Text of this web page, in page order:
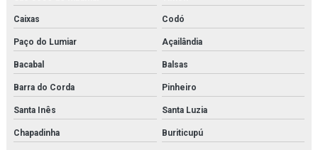
Vlt danfoss
Caixas Codó
Paço do Lumiar Açailândia
Bacabal Balsas
Barra do Corda Pinheiro
Santa Inês Santa Luzia
Chapadinha Buriticupú